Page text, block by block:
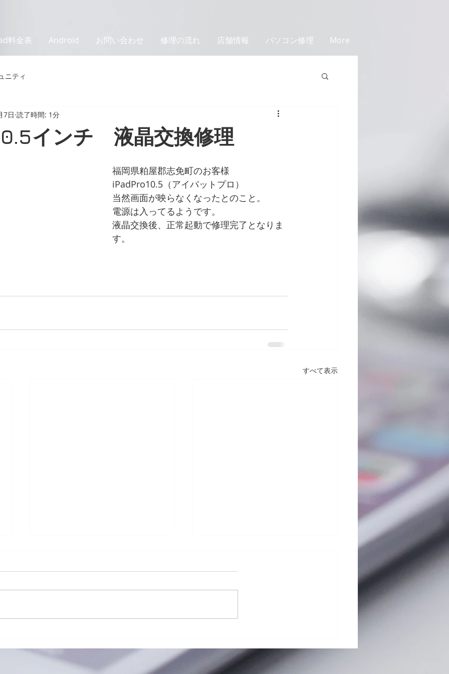
料金表 Android お問い合わせ 修理の流れ 店舗情報 パソコン修理 More
ニティ
インチ 液晶交換修理
7日 読了時間: 1分
福岡県粕屋郡志免町のお客様
iPadPro10.5（アイパットプロ）
当然画面が映らなくなったとのこと。
電源は入ってるようです。
液晶交換後、正常起動で修理完了となりま
す。
すべて表示
交換修理
ッテリー交換修理